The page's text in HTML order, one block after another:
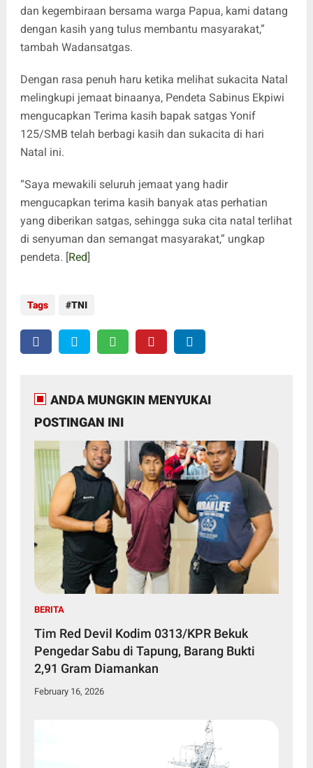
dan kegembiraan bersama warga Papua, kami datang
dengan kasih yang tulus membantu masyarakat,”
tambah Wadansatgas.
Dengan rasa penuh haru ketika melihat sukacita Natal
melingkupi jemaat binaanya, Pendeta Sabinus Ekpiwi
mengucapkan Terima kasih bapak satgas Yonif
125/SMB telah berbagi kasih dan sukacita di hari
Natal ini.
“Saya mewakili seluruh jemaat yang hadir
mengucapkan terima kasih banyak atas perhatian
yang diberikan satgas, sehingga suka cita natal terlihat
di senyuman dan semangat masyarakat,” ungkap
pendeta. [Red]
Tags TNI
ANDA MUNGKIN MENYUKAI
POSTINGAN INI
BERITA
Tim Red Devil Kodim 0313/KPR Bekuk
Pengedar Sabu di Tapung, Barang Bukti
2,91 Gram Diamankan
February 16, 2026